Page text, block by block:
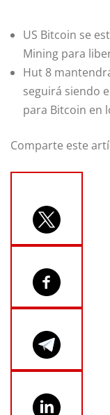
US Bitcoin se
Mining para
Hut 8
seguirá siendo
para Bitcoin en
Comparte este